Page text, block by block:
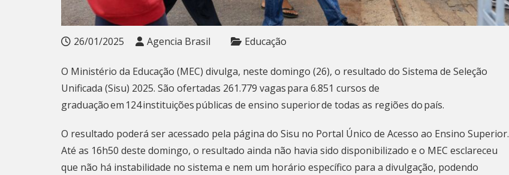
26/01/2025 Agencia Brasil Educação
O Ministério da Educação (MEC) divulga, neste domingo (26), o resultado do Sistema de Seleção
Unificada (Sisu) 2025. São ofertadas 261.779 vagas para 6.851 cursos de
graduação em 124 instituições públicas de ensino superior de todas as regiões do país.
O resultado poderá ser acessado pela página do Sisu no Portal Único de Acesso ao Ensino Superior.
Até as 16h50 deste domingo, o resultado ainda não havia sido disponibilizado e o MEC esclareceu
que não há instabilidade no sistema e nem um horário específico para a divulgação, podendo